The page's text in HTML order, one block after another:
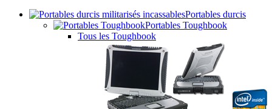
Portables durcis
Portables Toughbook
Tous les Toughbook